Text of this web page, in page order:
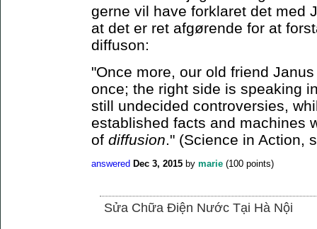
gerne vil have forklaret det med
at det er ret afgørende for at
diffuson:
"Once more, our old friend
once; the right side is speaking
still undecided controversies,
established facts and machines
of diffusion ." (Science in Action,
answered Dec 3, 2015 by marie (100 points)
Sửa Chữa Điện Nước Tại Hà Nội